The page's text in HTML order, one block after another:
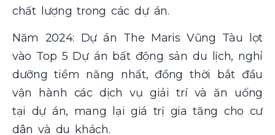
chất lượng trong các dự án.
Năm 2024: Dự án The Maris Vũng Tàu lọt
vào Top 5 Dự án bất động sản du lịch, nghỉ
dưỡng tiềm năng nhất, đồng thời bắt đầu
vận hành các dịch vụ giải trí và ăn uống
tại dự án, mang lại giá trị gia tăng cho cư
dân và du khách.